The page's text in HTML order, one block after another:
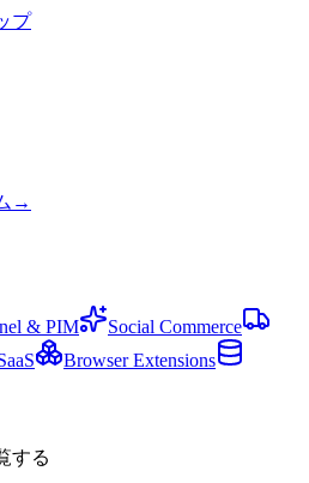
プ
→
& PIM
Social Commerce
Browser Extensions
する